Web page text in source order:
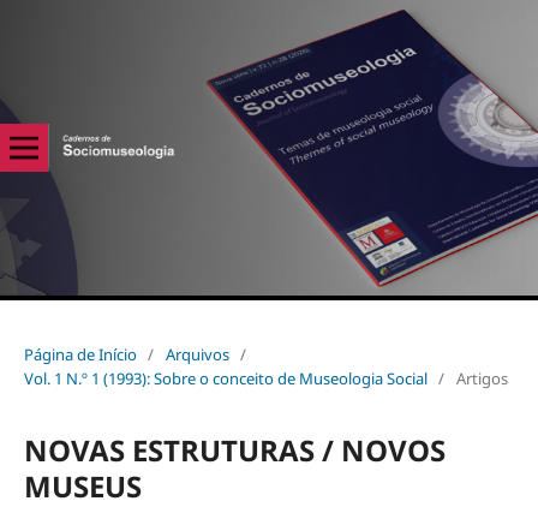
Página de Início / Arquivos /
Vol. 1 N.º 1 (1993): Sobre o conceito de Museologia Social / Artigos
NOVAS ESTRUTURAS / NOVOS
MUSEUS